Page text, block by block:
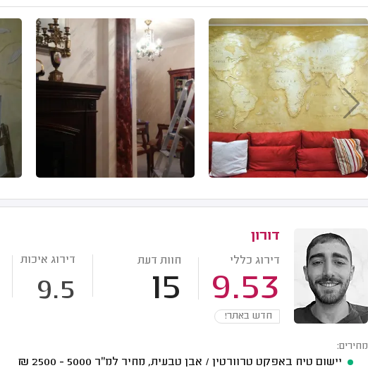
דורון
דירוג כללי
9.53
חוות דעת
15
דירוג איכות
9.5
חדש באתר!
מחירים:
יישום טיח באפקט טרוורטין / אבן טבעית, מחיר למ"ר 5000 - 2500
₪